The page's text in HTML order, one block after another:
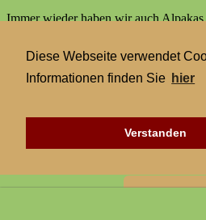
Diese Webseite verwendet
Informationen finden Sie hier
Verstanden
Immer wieder haben wir auch
Alpakaprodukte, z.B. Alpakaseife
Wolle unserer Tiere und außerdem
Wir bieten keine externen Aktivitäten
Alpaka-Wanderungen. Aber statt
Sie bei uns Alpakas Mal anders
in erreichbarer Nähe von Löhne.